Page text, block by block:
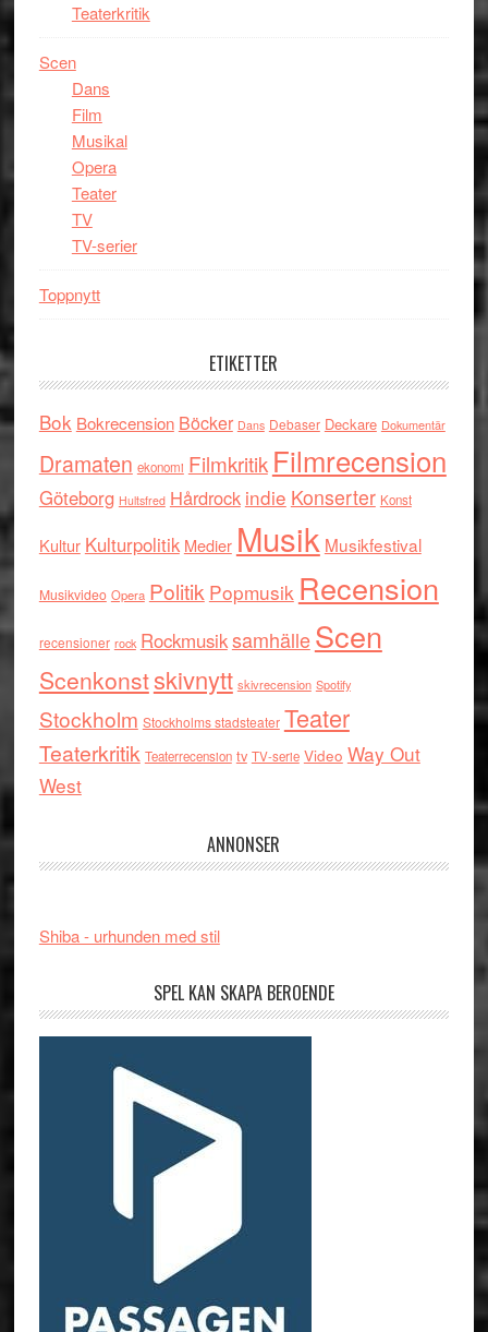
Teaterkritik
Scen
Dans
Film
Musikal
Opera
Teater
TV
TV-serier
Toppnytt
ETIKETTER
Bok Bokrecension Böcker Dans Debaser Deckare Dokumentär
Dramaten ekonomi Filmkritik Filmrecension
Göteborg Hultsfred Hårdrock indie Konserter Konst
Kultur Kulturpolitik Medier Musik Musikfestival
Musikvideo Opera Politik Popmusik Recension
recensioner rock RockmusiksamhälleScen
Scenkonstskivnytt skivrecension Spotify
Stockholm Stockholms stadsteater Teater
Teaterkritik Teaterrecension tv TV-serie Video Way Out
West
ANNONSER
Shiba - urhunden med stil
SPEL KAN SKAPA BEROENDE